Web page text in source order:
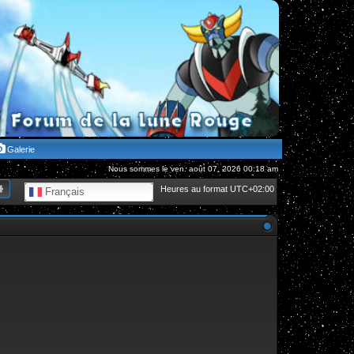
Galerie
Nous sommes le ven. août 07, 2026 00:18 am
Heures au format UTC+02:00
Français
Recherche avancée